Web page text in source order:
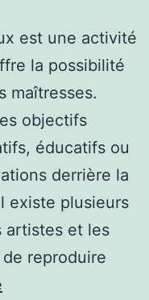
est une activité
la possibilité
maîtresses.
objectifs
éducatifs ou
derrière la
existe plusieurs
artistes et les
de reproduire